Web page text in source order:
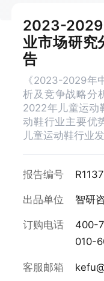
2023-
业市场研究
告
《2023-2029年
析及竞争战略分
2022年儿童运动
动鞋行业主要优
儿童运动鞋行业
报告编号
出品单位 智研
订购电话
400-
010-
客服邮箱